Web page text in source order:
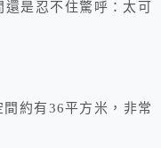
是忍不住驚呼：太可
間約有36平方米，非常